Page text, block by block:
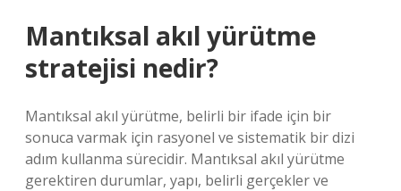
Mantıksal akıl yürütme
stratejisi nedir?
Mantıksal akıl yürütme, belirli bir ifade için bir
sonuca varmak için rasyonel ve sistematik bir dizi
adım kullanma sürecidir. Mantıksal akıl yürütme
gerektiren durumlar, yapı, belirli gerçekler ve